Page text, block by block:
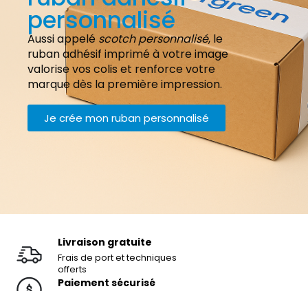
personnalisé
Aussi appelé scotch personnalisé, le
ruban adhésif imprimé à votre image
valorise vos colis et renforce votre
marque dès la première impression.
Je crée mon ruban personnalisé
Livraison gratuite
Frais de port et techniques
offerts
Paiement sécurisé